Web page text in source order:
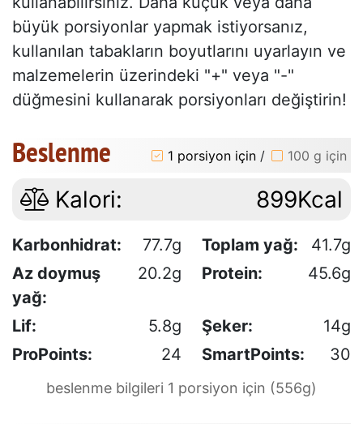
büyük porsiyonlar yapmak istiyorsanız,
kullanılan tabakların boyutlarını uyarlayın ve
malzemelerin üzerindeki "+" veya "-"
düğmesini kullanarak porsiyonları değiştirin!
Beslenme 1 porsiyon için / 100 g için
Kalori: 899Kcal
Karbonhidrat: 77.7g Toplam yağ:
41.7g
Az doymuş
yağ:
20.2g Protein: 45.6g
Lif: 5.8g Şeker:
14g
ProPoints:
24 SmartPoints: 30
beslenme bilgileri 1 porsiyon için (556g)